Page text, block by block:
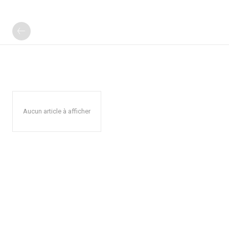
Aucun article à afficher